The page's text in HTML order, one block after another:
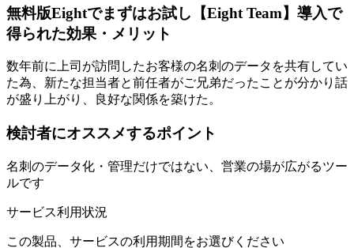
無料版Eightでまずはお試し【Eight Team】導入で
得られた効果・メリット
数年前に上司が訪問したお客様の名刺のデータを共有してい
た為、新たな担当者と前任者がご兄弟だったことが分かり話
が盛り上がり、良好な関係を築けた。
検討者にオススメするポイント
名刺のデータ化・管理だけではない、営業の場が広がるツー
ルです
サービス利用状況
この製品、サービスの利用期間をお選びください